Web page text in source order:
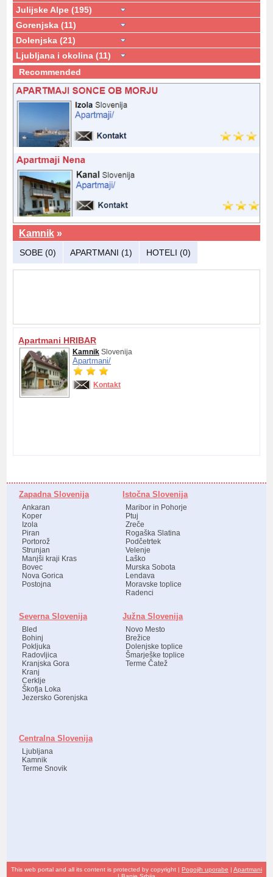
Julijske Alpe (195)
Gorenjska (11)
Dolenjska (21)
Ljubljana i okolina (11)
Recommended
Kamnik »
SOBE (0) APARTMANI (1) HOTELI (0)
Apartmani HRIBAR
Kamnik Slovenija
Apartmani/
Kontakt
Zapadna Slovenija
Ankaran
Koper
Izola
Piran
Portorož
Strunjan
Manjši kraji Kras
Bovec
Nova Gorica
Postojna
Istočna Slovenija
Maribor in Pohorje
Ptuj
Zreče
Rogaška Slatina
Podčetrtek
Velenje
Laško
Murska Sobota
Lendava
Moravske toplice
Radenci
Severna Slovenija
Bled
Bohinj
Pokljuka
Radovljica
Kranjska Gora
Kranj
Cerklje
Škofja Loka
Jezersko Gorenjska
Južna Slovenija
Novo Mesto
Brežice
Dolenjske toplice
Šmarješke toplice
Terme Čatež
Centralna Slovenija
Ljubljana
Kamnik
Terme Snovik
This web portal and all its content is protected by copyright | Pogojih uporabe | Apartmani